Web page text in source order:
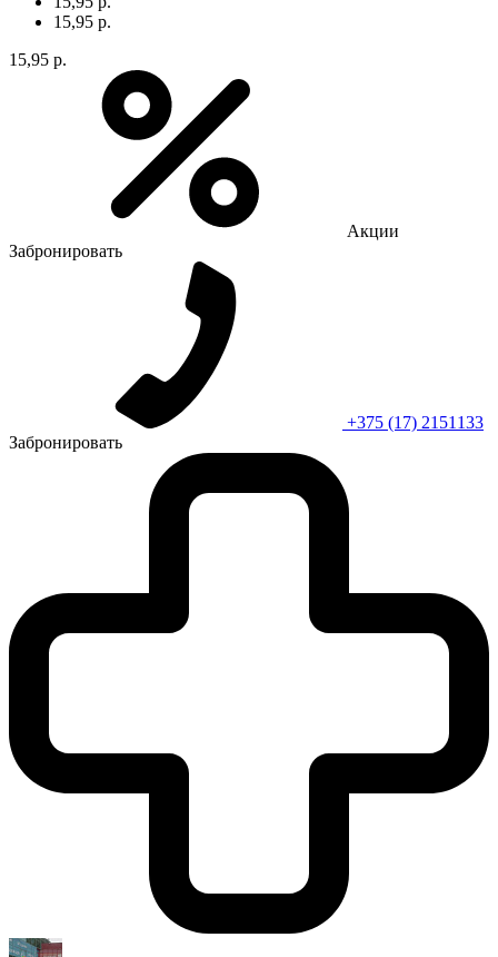
15,95 р.
15,95 р.
Акции
Забронировать
+375 (17) 2151133
Забронировать